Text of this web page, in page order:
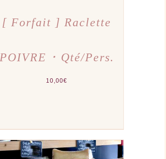
[ Forfait ] Raclette
POIVRE ･ Qté/Pers.
10,00€